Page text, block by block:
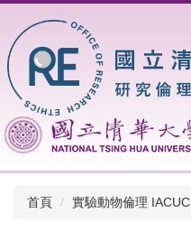
到
主
要
內
區
首頁 實驗動物倫理 IACUC